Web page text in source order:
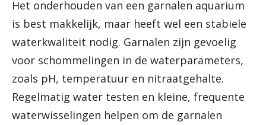
Het onderhouden van een garnalen aquarium
is best makkelijk, maar heeft wel een stabiele
waterkwaliteit nodig. Garnalen zijn gevoelig
voor schommelingen in de waterparameters,
zoals pH, temperatuur en nitraatgehalte.
Regelmatig water testen en kleine, frequente
waterwisselingen helpen om de garnalen